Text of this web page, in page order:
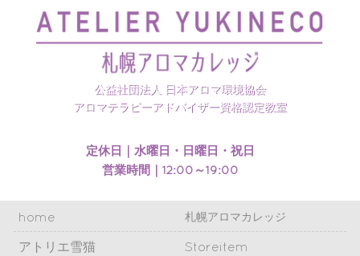
公益社団法人 日本アロマ環境協会
アロマテラピーアドバイザー資格認定教室
札幌アロマカレッジのホームページを開設いたしまし
た
定休日｜水曜日・日曜日・祝日
営業時間｜12:00～19:00
home 札幌アロマカレッジ
アトリエ雪猫 Storeitem